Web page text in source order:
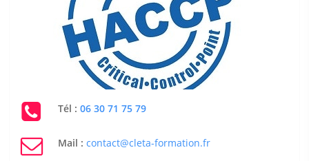
Tél : 06 30 71 75 79
Mail : contact@cleta-formation.fr